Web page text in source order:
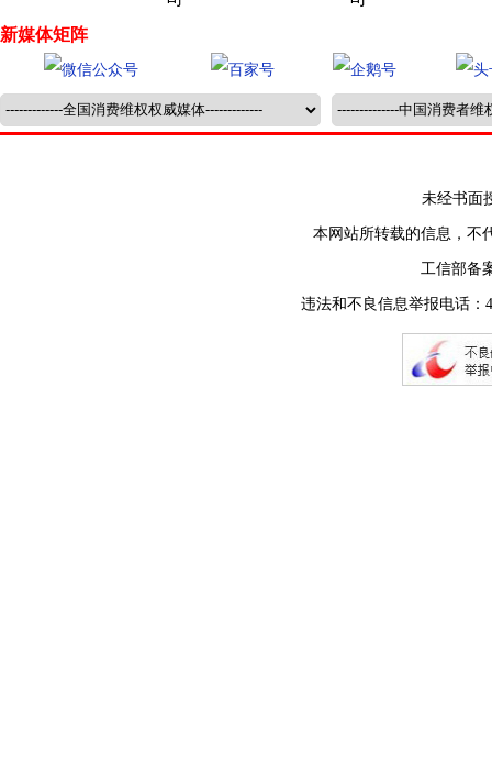
新媒体矩阵
未经书面
本网站所转载的信息，不
工信部备
违法和不良信息举报电话